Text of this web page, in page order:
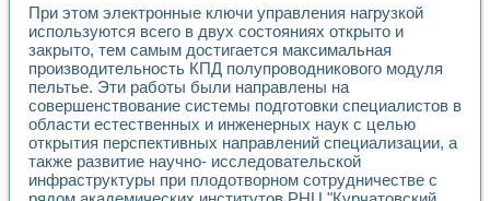
Применение LabVIEW при разработке обучающих
Разработка виртуальных тренажеров путем
Система блокировок, сигнализации и защиты ускорителя
Система сбора данных и управления процессом
Управление температурой газовой среды специальной
Разработка программного обеспечения с
Использование технологий NATIONAL INSTRUMENTS
Оборудование для промышленной термотрансферной
Автоматизация реометрических исследований на базе
При этом электронные ключи управления нагрузкой
используются всего в двух состояниях открыто и
закрыто, тем самым достигается максимальная
производительность КПД полупроводникового модуля
пельтье. Эти работы были направлены на
совершенствование системы подготовки специалистов в
области естественных и инженерных наук с целью
открытия перспективных направлений специализации, а
также развитие научно- исследовательской
инфраструктуры при плодотворном сотрудничестве с